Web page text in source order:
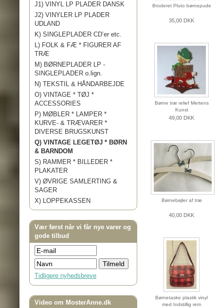
J1) VINYL LP PLADER DANSK
J2) VINYLER LP PLADER
UDLAND
K) SINGLEPLADER CD’er etc.
L) FOLK & FÆ * FIGURER AF
TRÆ
M) BØRNEPLADER LP -
SINGLEPLADER o.lign.
N) TEKSTIL & HÅNDARBEJDE
O) VINTAGE * TØJ *
ACCESSORIES
P) MØBLER * LAMPER *
KURVE- & TRÆVARER *
DIVERSE BRUGSKUNST
Q) VINTAGE LEGETØJ * BØRN
& BARNDOM
S) RAMMER * BILLEDER *
PLAKATER
V) ØVRIGE SAMLERTING &
SAGER
X) LOPPEKASSEN
Vær først når vi får nye varer og
gode tilbud
Tidligere nyhedsbreve
Video om MosterAnne.dk
Broderet Pluto børnepude
35,00 DKK
Børne træ relief Mertens
Kunst
49,00 DKK
Børnebøjler af træ
40,00 DKK
Børnetaske plastik vinyl
med Indstillig rem